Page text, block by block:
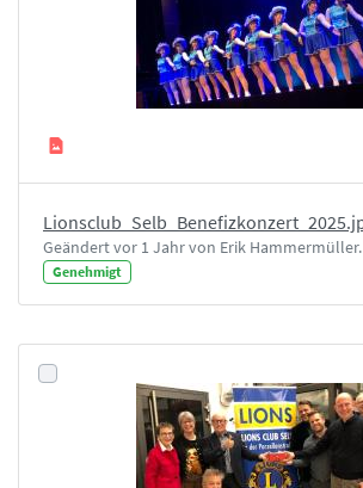
Geändert vor 1 Jahr von Erik Hammermüller.
Genehmigt